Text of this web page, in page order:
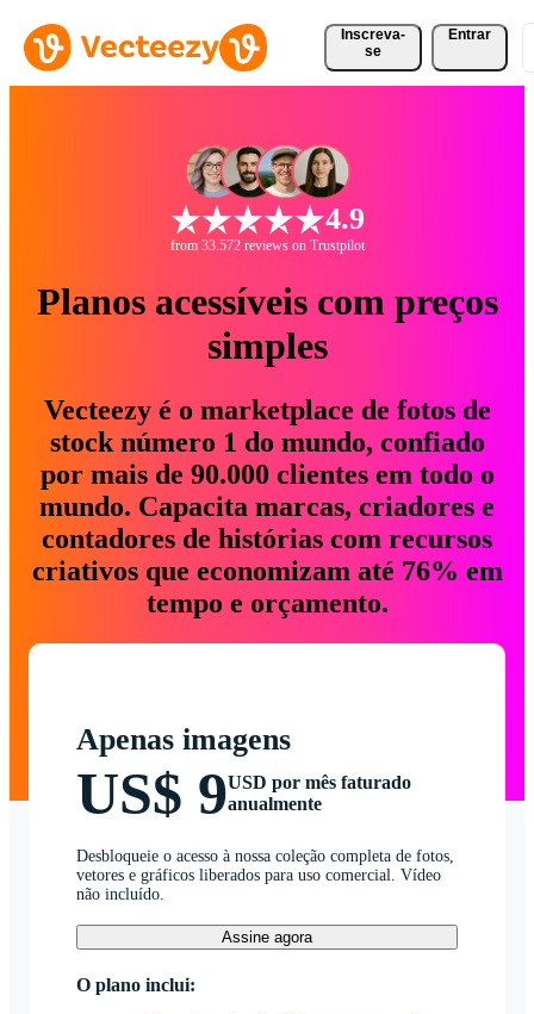
Inscreva-
se
Entrar
4.9
from 33.572 reviews on Trustpilot
Planos acessíveis com preços
simples
Vecteezy é o marketplace de fotos de
stock número 1 do mundo, confiado
por mais de 90.000 clientes em todo o
mundo. Capacita marcas, criadores e
contadores de histórias com recursos
criativos que economizam até 76% em
tempo e orçamento.
Apenas imagens
US$ 9USD por mês faturado
anualmente
Desbloqueie o acesso à nossa coleção completa de fotos,
vetores e gráficos liberados para uso comercial. Vídeo
não incluído.
Assine agora
O plano inclui: